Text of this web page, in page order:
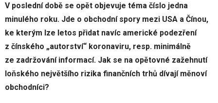
V poslední době se opět objevuje téma číslo jedna
minulého roku. Jde o obchodní spory mezi USA a Čínou,
ke kterým lze letos přidat navíc americké podezření
z čínského „autorství“ koronaviru, resp. minimálně
ze zadržování informací. Jak se na opětovné zažehnutí
loňského největšího rizika finančních trhů dívají měnoví
obchodníci?